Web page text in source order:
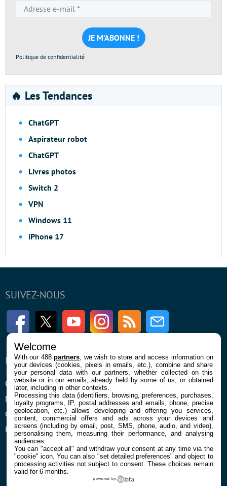
e-
mail
*
Politique de confidentialité
🔥 Les Tendances
ChatGPT
Aspirateur robot
ChatGPT
Livres photos
Switch 2
VPN
Windows 11
iPhone 17
SUIVEZ-NOUS
FacebookTwitter Youtube InstagramRSS Newsletter
ENTREPRISE
Qui sommes nous
Mentions légales et CGU
Confidentialité et Cookies
Préférences cookies
À PROPOS
La rédaction
Contact
Welcome
With our 488partners , we wish to store and access information on
your devices (cookies, pixels in emails, etc.), combine and share
your personal data with our partners, whether collected on this
website or in our emails, already held by some of us, or obtained
later, including in other contexts.
Processing this data (identifiers, browsing, preferences, purchases,
loyalty programs, IP, postal addresses and emails, phone, precise
geolocation, etc.) allows developing and offering you services,
content, commercial offers and ads across your devices and
screens (including by email, post, SMS, phone, audio, and video),
personalising them, measuring their performance, and analysing
audiences.
You can "accept all" and withdraw your consent at any time via the
"cookie" icon. You can also "set detailed preferences" and object to
processing activities not subject to consent. These choices remain
valid for 6 months.
powered by